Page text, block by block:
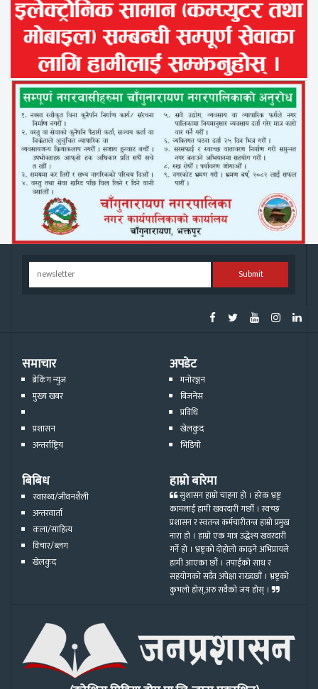
Submit
समाचार
ब्रेकिंग न्युज
मुख्य खबर
प्रशासन
अन्तर्राष्ट्रिय
अपडेट
मनोरञ्जन
बिजनेस
प्रविधि
खेलकुद
भिडियो
बिबिध
स्वास्थ्य/जीवनशैली
अन्तरवार्ता
कला/साहित्य
विचार/ब्लग
खेलकुद
हाम्रो बारेमा
सुशासन हाम्रो चाहना हो । हरेक भ्रष्ट्र
कामलाई हामी खवरदारी गर्छौ । स्वच्छ
प्रशासन र स्वतन्त्र कर्मचारीतन्त्र हाम्रो प्रमुख
नारा हो । हाम्रो एक मात्र उद्धेश्य खवरदारी
गर्ने हो । भ्रष्ट्रको दोहोलो काढ्ने अभिप्रायले
हामी आएका छौं । तपाईको साथ र
सहयोगको सदैव अपेक्षा राख्दछौं । भ्रष्ट्रको
कुभलो होस्,अरु सवैको जय होस् ।